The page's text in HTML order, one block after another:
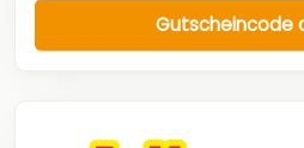
Gutscheincode